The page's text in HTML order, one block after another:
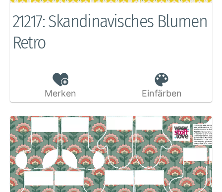
21217: Skandinavisches Blumen
Retro
Merken Einfärben